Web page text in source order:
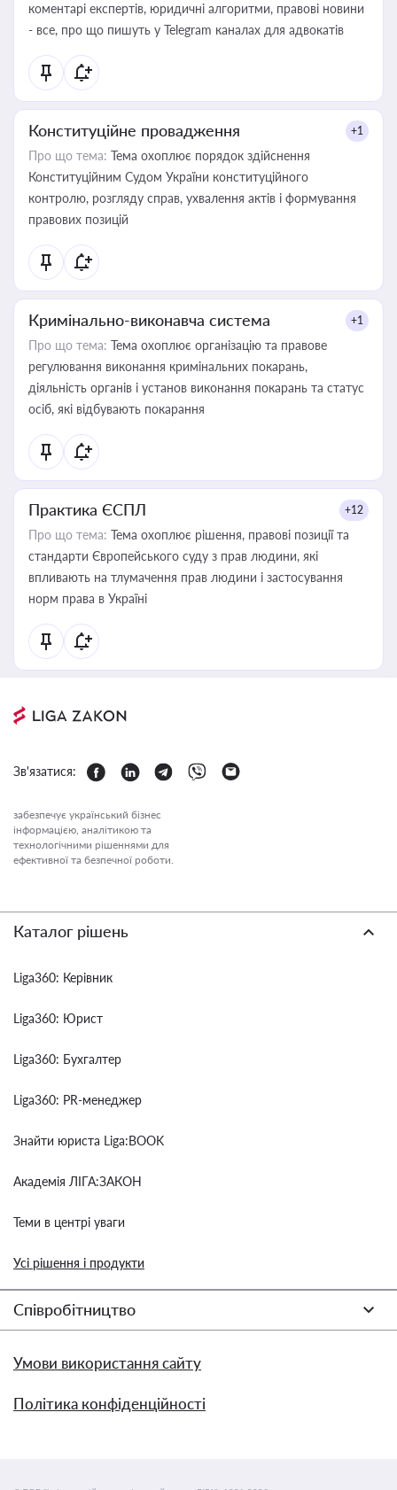
коментарі експертів, юридичні алгоритми, правові новини
- все, про що пишуть у Telegram каналах для адвокатів
Конституційне провадження +1
Про що тема: Тема охоплює порядок здійснення
Конституційним Судом України конституційного
контролю, розгляду справ, ухвалення актів і формування
правових позицій
Кримінально-виконавча система +1
Про що тема: Тема охоплює організацію та правове
регулювання виконання кримінальних покарань,
діяльність органів і установ виконання покарань та статус
осіб, які відбувають покарання
Практика ЄСПЛ +12
Про що тема: Тема охоплює рішення, правові позиції та
стандарти Європейського суду з прав людини, які
впливають на тлумачення прав людини і застосування
норм права в Україні
Зв'язатися:
забезпечує український бізнес
інформацією, аналітикою та
технологічними рішеннями для
ефективної та безпечної роботи.
Каталог рішень
Liga360: Керівник
Liga360: Юрист
Liga360: Бухгалтер
Liga360: PR-менеджер
Знайти юриста Liga:BOOK
Академія ЛІГА:ЗАКОН
Теми в центрі уваги
Усі рішення і продукти
Співробітництво
Умови використання сайту
Політика конфіденційності